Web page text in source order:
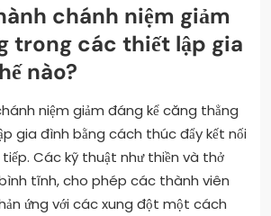
chánh niệm giảm
trong các thiết lập gia
nào?
niệm giảm đáng kể căng thẳng
gia đình bằng cách thúc đẩy kết nối
Các kỹ thuật như thiền và thở
tĩnh, cho phép các thành viên
ứng với các xung đột một cách